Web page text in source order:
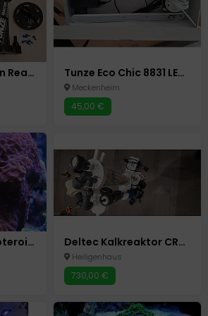
Tunze Makroalgen Reaktor 3181 Tunze Eco Chic 8831 LED Meerwasser-Lampe
Meckenheim
45,00 €
Leptoseris myceoteroides Deltec Kalkreaktor CRTT 1500
Heiligenhaus
730,00 €